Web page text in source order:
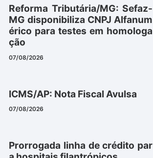
Reforma Tributária/MG: Sefaz-
MG disponibiliza CNPJ Alfanum
érico para testes em homologa
ção
07/08/2026
ICMS/AP: Nota Fiscal Avulsa
07/08/2026
Prorrogada linha de crédito par